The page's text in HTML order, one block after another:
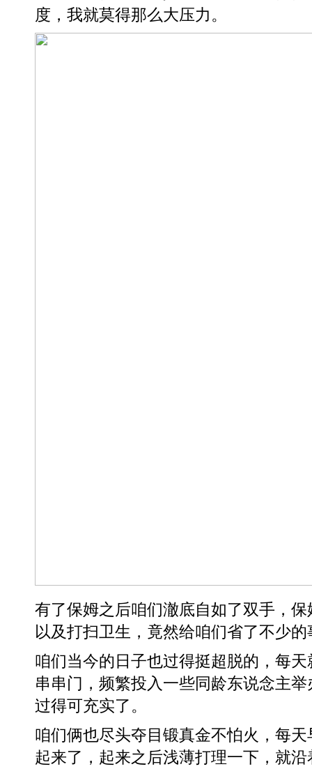
度，我就莫得那么大压力。
有了保姆之后咱们澈底自如了双手，
以及打扫卫生，竟然给咱们省了不少的
咱们当今的日子也过得挺超脱的，每
串串门，频繁投入一些同龄东说念主
过得可充实了。
咱们俩也尽头夺目锻真金不怕火，每
起来了，起来之后浅薄打理一下，就